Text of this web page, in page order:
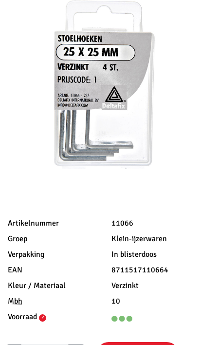
Artikelnummer
11066
Groep
Klein-ijzerwaren
Verpakking
In blisterdoos
EAN
8711517110664
Kleur / Materiaal
Verzinkt
Mbh
10
Voorraad
?